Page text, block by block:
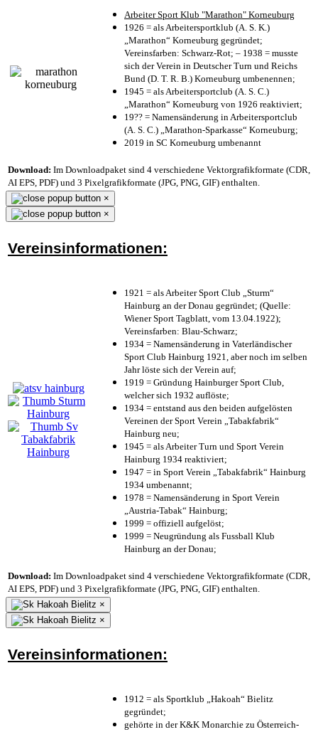
Arbeiter Sport Klub "Marathon" Korneuburg
1926 = als Arbeitersportklub (A. S. K.)
„Marathon“ Korneuburg gegründet;
Vereinsfarben: Schwarz-Rot; – 1938 = musste
sich der Verein in Deutscher Turn und Reichs
Bund (D. T. R. B.) Korneuburg umbenennen;
1945 = als Arbeitersportclub (A. S. C.)
„Marathon“ Korneuburg von 1926 reaktiviert;
19?? = Namensänderung in Arbeitersportclub
(A. S. C.) „Marathon-Sparkasse“ Korneuburg;
2019 in SC Korneuburg umbenannt
Download: Im Downloadpaket sind 4 verschiedene Vektorgrafikformate (CDR,
AI EPS, PDF) und 3 Pixelgrafikformate (JPG, PNG, GIF) enthalten.
×
×
Vereinsinformationen:
1921 = als Arbeiter Sport Club „Sturm“
Hainburg an der Donau gegründet; (Quelle:
Wiener Sport Tagblatt, vom 13.04.1922);
Vereinsfarben: Blau-Schwarz;
1934 = Namensänderung in Vaterländischer
Sport Club Hainburg 1921, aber noch im selben
Jahr löste sich der Verein auf;
1919 = Gründung Hainburger Sport Club,
welcher sich 1932 auflöste;
1934 = entstand aus den beiden aufgelösten
Vereinen der Sport Verein „Tabakfabrik“
Hainburg neu;
1945 = als Arbeiter Turn und Sport Verein
Hainburg 1934 reaktiviert;
1947 = in Sport Verein „Tabakfabrik“ Hainburg
1934 umbenannt;
1978 = Namensänderung in Sport Verein
„Austria-Tabak“ Hainburg;
1999 = offiziell aufgelöst;
1999 = Neugründung als Fussball Klub
Hainburg an der Donau;
Download: Im Downloadpaket sind 4 verschiedene Vektorgrafikformate (CDR,
AI EPS, PDF) und 3 Pixelgrafikformate (JPG, PNG, GIF) enthalten.
×
×
Vereinsinformationen:
1912 = als Sportklub „Hakoah“ Bielitz
gegründet;
gehörte in der K&K Monarchie zu Österreich-